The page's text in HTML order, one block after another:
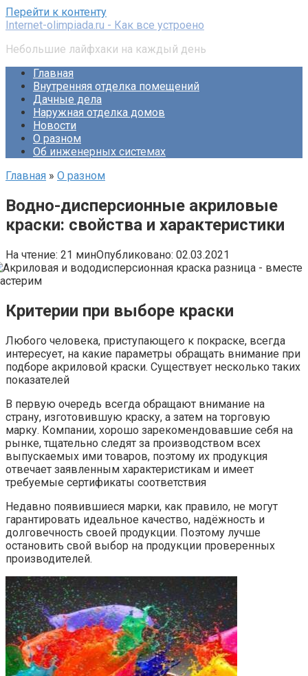
Перейти к контенту
Internet-olimpiada.ru - Как все устроено
Небольшие лайфхаки на каждый день
Главная
Внутренняя отделка помещений
Дачные дела
Наружная отделка домов
Новости
О разном
Об инженерных системах
Главная » О разном
Водно-дисперсионные акриловые
краски: свойства и характеристики
На чтение: 21 минОпубликовано: 02.03.2021
Критерии при выборе краски
Любого человека, приступающего к покраске, всегда
интересует, на какие параметры обращать внимание при
подборе акриловой краски. Существует несколько таких
показателей
В первую очередь всегда обращают внимание на
страну, изготовившую краску, а затем на торговую
марку. Компании, хорошо зарекомендовавшие себя на
рынке, тщательно следят за производством всех
выпускаемых ими товаров, поэтому их продукция
отвечает заявленным характеристикам и имеет
требуемые сертификаты соответствия
Недавно появившиеся марки, как правило, не могут
гарантировать идеальное качество, надёжность и
долговечность своей продукции. Поэтому лучше
остановить свой выбор на продукции проверенных
производителей.